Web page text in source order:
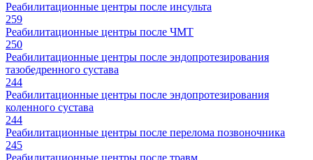
Реабилитационные центры после инсульта
259
Реабилитационные центры после ЧМТ
250
Реабилитационные центры после эндопротезирования
тазобедренного сустава
244
Реабилитационные центры после эндопротезирования
коленного сустава
244
Реабилитационные центры после перелома позвоночника
245